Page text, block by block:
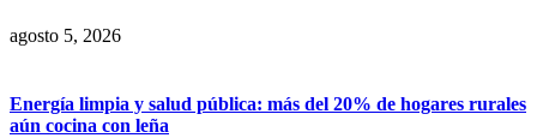
agosto 5, 2026
Energía limpia y salud pública: más del 20% de hogares rurales
aún cocina con leña